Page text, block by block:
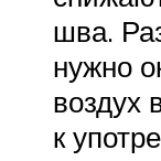
шва.
нужно
воздух
к